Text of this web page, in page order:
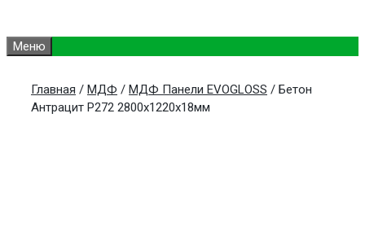
Меню
Главная / МДФ / МДФ Панели EVOGLOSS / Бетон
Антрацит Р272 2800х1220х18мм